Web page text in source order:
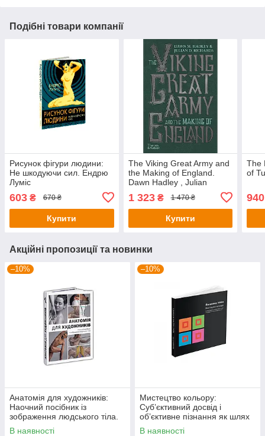
Подібні товари компанії
Рисунок фігури людини:
Не шкодуючи сил. Ендрю
Луміс
603 ₴ 670 ₴
Купити
The Viking Great Army and
the Making of England.
Dawn Hadley , Julian
1 323₴ 1 470 ₴
Купити
The
of
Акційні пропозиції та новинки
–10%
Анатомія для художників:
Наочний посібник із
зображення людського тіла.
Джахірул Амін
В наявності
–10%
Мистецтво кольору:
Суб’єктивний досвід і
об’єктивне пізнання як шлях
до мистецтва. Йоганнес Іттен
В наявності